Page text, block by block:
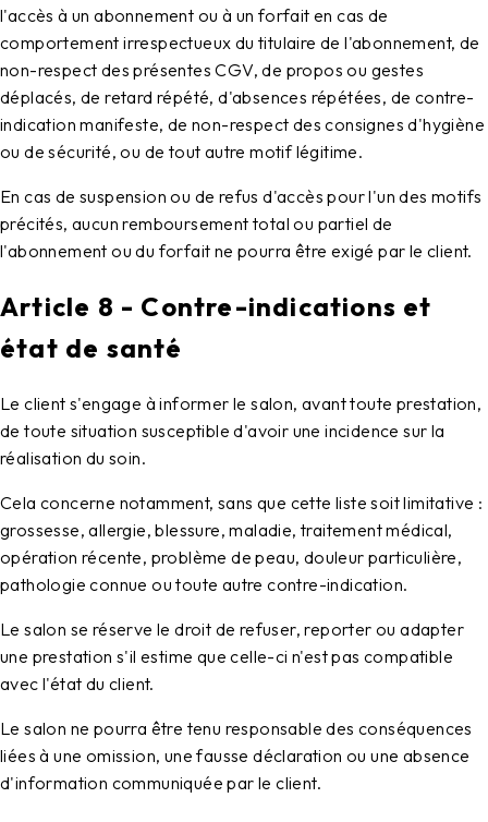
l'accès à un abonnement ou à un forfait en cas de
comportement irrespectueux du titulaire de l'abonnement, de
non-respect des présentes CGV, de propos ou gestes
déplacés, de retard répété, d'absences répétées, de contre-
indication manifeste, de non-respect des consignes d'hygiène
ou de sécurité, ou de tout autre motif légitime.
En cas de suspension ou de refus d'accès pour l'un des motifs
précités, aucun remboursement total ou partiel de
l'abonnement ou du forfait ne pourra être exigé par le client.
Article 8 - Contre-indications et
état de santé
Le client s'engage à informer le salon, avant toute prestation,
de toute situation susceptible d'avoir une incidence sur la
réalisation du soin.
Cela concerne notamment, sans que cette liste soit limitative :
grossesse, allergie, blessure, maladie, traitement médical,
opération récente, problème de peau, douleur particulière,
pathologie connue ou toute autre contre-indication.
Le salon se réserve le droit de refuser, reporter ou adapter
une prestation s'il estime que celle-ci n'est pas compatible
avec l'état du client.
Le salon ne pourra être tenu responsable des conséquences
liées à une omission, une fausse déclaration ou une absence
d'information communiquée par le client.